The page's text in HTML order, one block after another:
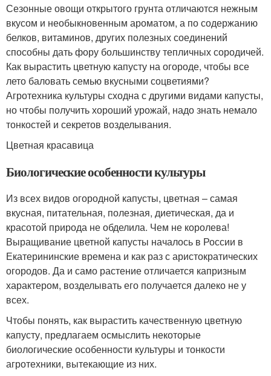
Сезонные овощи открытого грунта отличаются нежным
вкусом и необыкновенным ароматом, а по содержанию
белков, витаминов, других полезных соединений
способны дать фору большинству тепличных сородичей.
Как вырастить цветную капусту на огороде, чтобы все
лето баловать семью вкусными соцветиями?
Агротехника культуры сходна с другими видами капусты,
но чтобы получить хороший урожай, надо знать немало
тонкостей и секретов возделывания.
Цветная красавица
Биологические особенности культуры
Из всех видов огородной капусты, цветная – самая
вкусная, питательная, полезная, диетическая, да и
красотой природа не обделила. Чем не королева!
Выращивание цветной капусты началось в России в
Екатерининские времена и как раз с аристократических
огородов. Да и само растение отличается капризным
характером, возделывать его получается далеко не у
всех.
Чтобы понять, как вырастить качественную цветную
капусту, предлагаем осмыслить некоторые
биологические особенности культуры и тонкости
агротехники, вытекающие из них.